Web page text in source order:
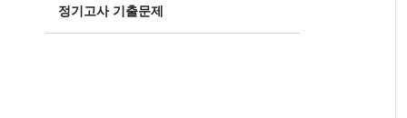
정기고사 기출문제